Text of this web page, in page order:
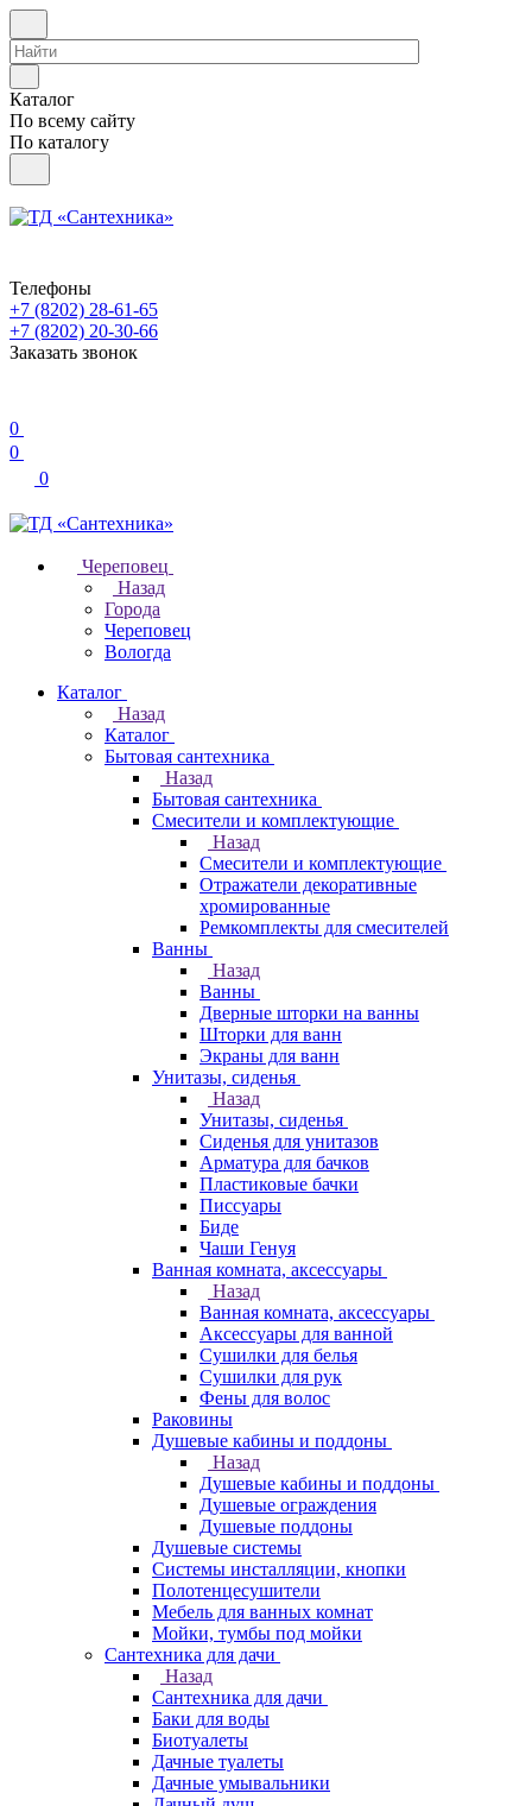
Каталог
По всему сайту
По каталогу
Телефоны
+7 (8202) 28‑61-65
+7 (8202) 20‑30-66
Заказать звонок
0
0
0
Череповец
Назад
Города
Череповец
Вологда
Каталог
Назад
Каталог
Бытовая сантехника
Назад
Бытовая сантехника
Смесители и комплектующие
Назад
Смесители и комплектующие
Отражатели декоративные
хромированные
Ремкомплекты для смесителей
Ванны
Назад
Ванны
Дверные шторки на ванны
Шторки для ванн
Экраны для ванн
Унитазы, сиденья
Назад
Унитазы, сиденья
Сиденья для унитазов
Арматура для бачков
Пластиковые бачки
Писсуары
Биде
Чаши Генуя
Ванная комната, аксессуары
Назад
Ванная комната, аксессуары
Аксессуары для ванной
Сушилки для белья
Сушилки для рук
Фены для волос
Раковины
Душевые кабины и поддоны
Назад
Душевые кабины и поддоны
Душевые ограждения
Душевые поддоны
Душевые системы
Системы инсталляции, кнопки
Полотенцесушители
Мебель для ванных комнат
Мойки, тумбы под мойки
Сантехника для дачи
Назад
Сантехника для дачи
Баки для воды
Биотуалеты
Дачные туалеты
Дачные умывальники